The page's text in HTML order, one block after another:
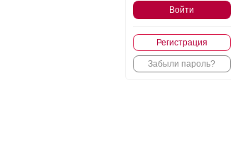
Регистрация
Забыли пароль?